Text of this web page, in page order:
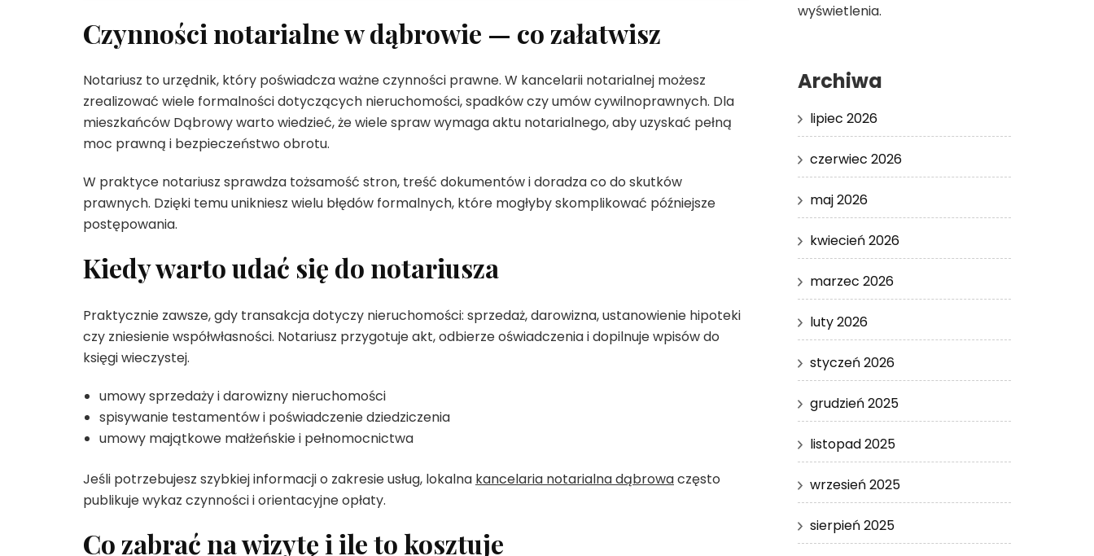
Czynności notarialne w dąbrowie — co załatwisz
Notariusz to urzędnik, który poświadcza ważne czynności prawne. W kancelarii notarialnej możesz
zrealizować wiele formalności dotyczących nieruchomości, spadków czy umów cywilnoprawnych. Dla
mieszkańców Dąbrowy warto wiedzieć, że wiele spraw wymaga aktu notarialnego, aby uzyskać pełną
moc prawną i bezpieczeństwo obrotu.
W praktyce notariusz sprawdza tożsamość stron, treść dokumentów i doradza co do skutków
prawnych. Dzięki temu unikniesz wielu błędów formalnych, które mogłyby skomplikować późniejsze
postępowania.
Kiedy warto udać się do notariusza
Praktycznie zawsze, gdy transakcja dotyczy nieruchomości: sprzedaż, darowizna, ustanowienie hipoteki
czy zniesienie współwłasności. Notariusz przygotuje akt, odbierze oświadczenia i dopilnuje wpisów do
księgi wieczystej.
umowy sprzedaży i darowizny nieruchomości
spisywanie testamentów i poświadczenie dziedziczenia
umowy majątkowe małżeńskie i pełnomocnictwa
Jeśli potrzebujesz szybkiej informacji o zakresie usług, lokalna kancelaria notarialna dąbrowaczęsto
publikuje wykaz czynności i orientacyjne opłaty.
Co zabrać na wizytę i ile to kosztuje
wyświetlenia.
Archiwa
lipiec 2026
czerwiec 2026
maj 2026
kwiecień 2026
marzec 2026
luty 2026
styczeń 2026
grudzień 2025
listopad 2025
wrzesień 2025
sierpień 2025